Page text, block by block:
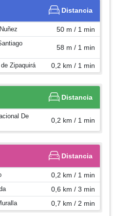
Distancia
50 m / 1 min
58 m / 1 min
Zipaquirá 0,2 km / 1 min
Distancia
De
0,2 km / 1 min
Distancia
0,2 km / 1 min
0,6 km / 3 min
0,7 km / 2 min